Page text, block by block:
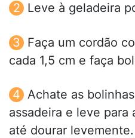
Leve à geladeira
Faça um cordão
cada 1,5 cm e faça
Achate as
assadeira e leve para
até dourar levemente.